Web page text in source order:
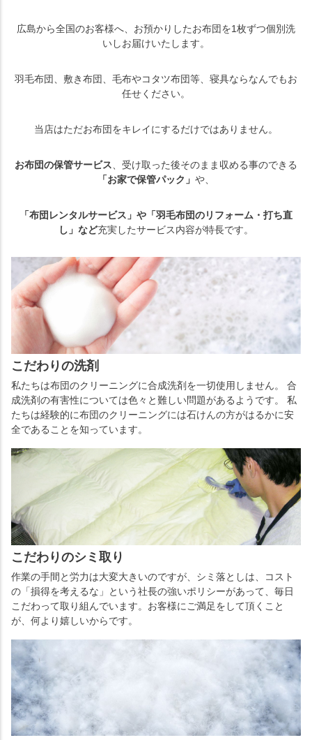
広島から全国のお客様へ、お預かりしたお布団を1枚ずつ個別洗
いしお届けいたします。
羽毛布団、敷き布団、毛布やコタツ布団等、寝具ならなんでもお
任せください。
当店はただお布団をキレイにするだけではありません。
お布団の保管サービス、受け取った後そのまま収める事のできる
「お家で保管パック」 や、
「布団レンタルサービス」や「羽毛布団のリフォーム・打ち直
し」など充実したサービス内容が特長です。
こだわりの洗剤
私たちは布団のクリーニングに合成洗剤を一切使用しません。 合
成洗剤の有害性については色々と難しい問題があるようです。 私
たちは経験的に布団のクリーニングには石けんの方がはるかに安
全であることを知っています。
こだわりのシミ取り
作業の手間と労力は大変大きいのですが、シミ落としは、コスト
の「損得を考えるな」という社長の強いポリシーがあって、毎日
こだわって取り組んでいます。お客様にご満足をして頂くこと
が、何より嬉しいからです。